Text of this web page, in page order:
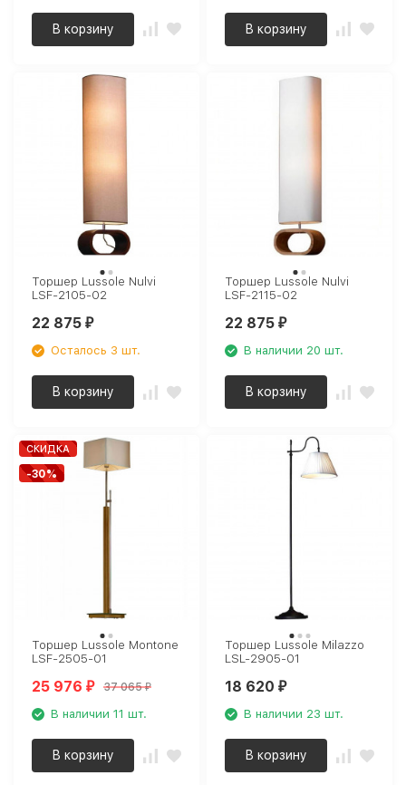
В корзину В корзину
Торшер Lussole Nulvi
LSF-2105-02
22 875₽
Осталось 3 шт.
В корзину
Торшер Lussole Nulvi
LSF-2115-02
22 875₽
В наличии 20 шт.
В корзину
СКИДКА
-30%
Торшер Lussole Montone
LSF-2505-01
25 976₽ 37 065₽
В наличии 11 шт.
В корзину
Торшер Lussole Milazzo
LSL-2905-01
18 620₽
В наличии 23 шт.
В корзину